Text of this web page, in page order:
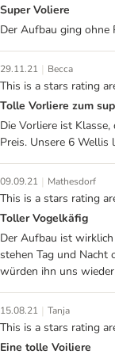
Super Voliere
Der Aufbau ging
29.11.21 | Becca
This is a stars rating
Tolle Vorliere zum
Die Vorliere ist
Preis. Unsere 6 Wellis
09.09.21 | Mathesdorf
This is a stars rating
Toller Vogelkäfig
Der Aufbau ist
stehen Tag und Nacht
würden ihn uns
15.08.21 | Tanja
This is a stars rating
Eine tolle Voiliere